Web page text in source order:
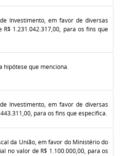
Investimento, em favor de diversas
1.231.042.317,00, para os fins que
hipótese que menciona.
Investimento, em favor de diversas
para os fins que especifica.
da União, em favor do Ministério do
no valor de R$ 1.100.000,00, para os